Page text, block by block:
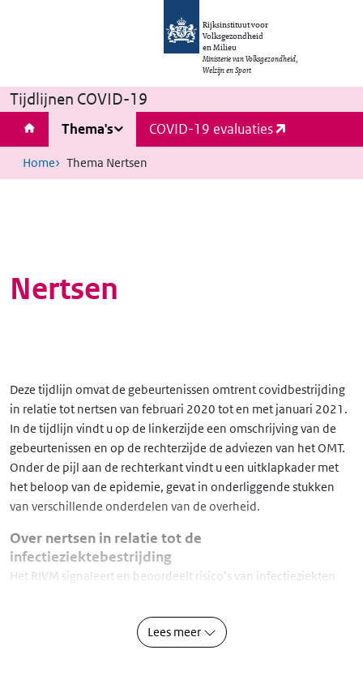
Rijksinstituut voor
Volksgezondheid
en Milieu
Ministerie van Volksgezondheid,
Welzijn en Sport
Tijdlijnen COVID-19
Thema's COVID-19 evaluaties
Home Thema Nertsen
Nertsen
Deze tijdlijn omvat de gebeurtenissen omtrent covidbestrijding
in relatie tot nertsen van februari 2020 tot en met januari 2021.
In de tijdlijn vindt u op de linkerzijde een omschrijving van de
gebeurtenissen en op de rechterzijde de adviezen van het OMT.
Onder de pijl aan de rechterkant vindt u een uitklapkader met
het beloop van de epidemie, gevat in onderliggende stukken
van verschillende onderdelen van de overheid.
Over nertsen in relatie tot de
infectieziektebestrijding
Het RIVM signaleert en beoordeelt risico’s van infectieziekten
van de pandemie wordt duidelijk dat ook dieren, waaronder
nertsen, een rol kunnen spelen in de transmissie en mutatie van
Lees meer